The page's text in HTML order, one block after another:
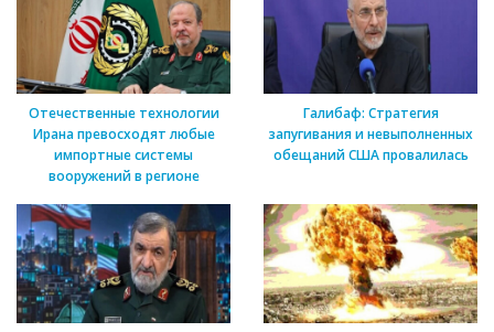
Отечественные технологии
Ирана превосходят любые
импортные системы
вооружений в регионе
Галибаф: Стратегия
запугивания и невыполненных
обещаний США провалилась